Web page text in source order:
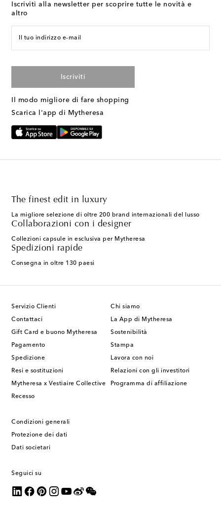
Iscriviti alla newsletter per scoprire tutte le novità e
altro
Il tuo indirizzo e-mail
Iscriviti
Il modo migliore di fare shopping
Scarica l'app di Mytheresa
The finest edit in luxury
La migliore selezione di oltre 200 brand internazionali del lusso
Collaborazioni con i designer
Collezioni capsule in esclusiva per Mytheresa
Spedizioni rapide
Consegna in oltre 130 paesi
Servizio Clienti
Contattaci
Gift Card e buono Mytheresa
Pagamento
Spedizione
Resi e sostituzioni
Mytheresa x Vestiaire Collective
Recesso
Chi siamo
La App di Mytheresa
Sostenibilità
Stampa
Lavora con noi
Relazioni con gli investitori
Programma di affiliazione
Condizioni generali
Protezione dei dati
Dati societari
Seguici su